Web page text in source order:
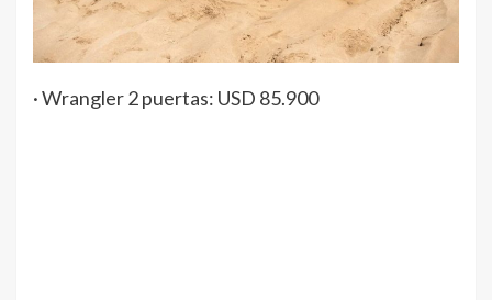
· Wrangler 2 puertas: USD 85.900